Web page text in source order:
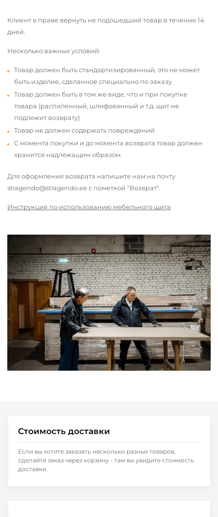
Клиент в праве вернуть не подошедший товар в течение 14
дней.
Несколько важных условий:
Товар должен быть стандартизированный, это не может
быть изделие, сделанное специально по заказу
Товар должен быть в том же виде, что и при покупке
товара (распиленный, шлифованный и т.д. щит не
подлежит возврату)
Товар не должен содержать повреждений
С момента покупки и до момента возврата товар должен
хранится надлежащим образом
Для оформления возврата напишите нам на почту
stragendo@stragendo.ee с пометкой "Возврат".
Инструкция по использованию мебельного щита
Стоимость доставки
Если вы хотите заказать несколько разных товаров,
сделайте заказ через корзину - там вы увидите стоимость
доставки.